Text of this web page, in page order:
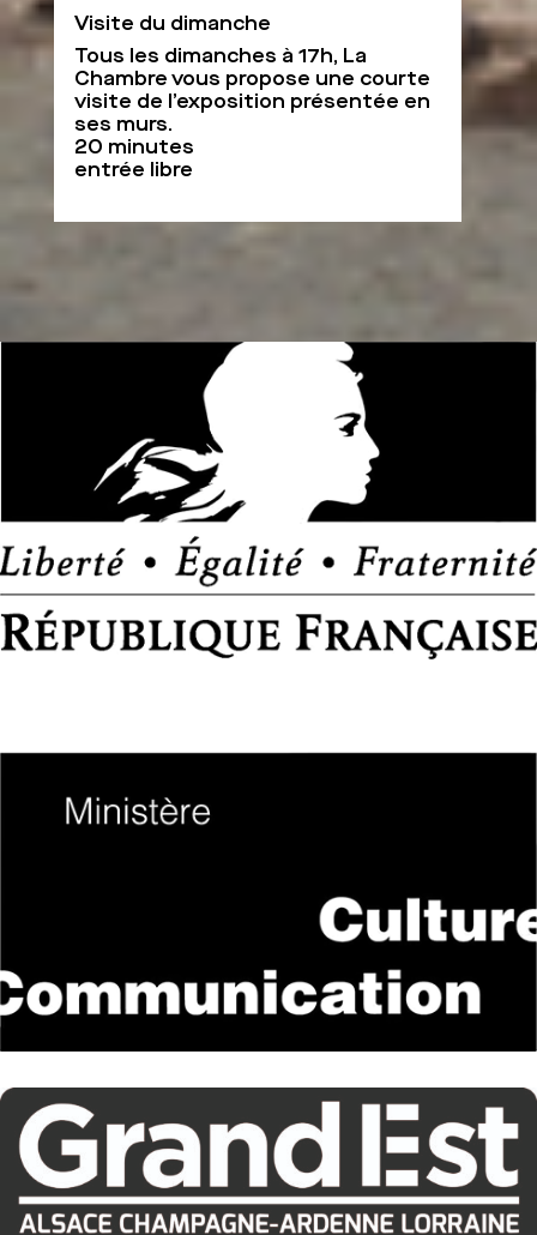
Visite du dimanche
Tous les dimanches à 17h, La
Chambre vous propose une courte
visite de l’exposition présentée en
ses murs.
20 minutes
entrée libre